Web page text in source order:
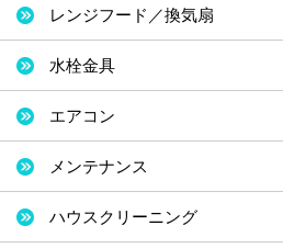
レンジフード／換気扇
水栓金具
エアコン
メンテナンス
ハウスクリーニング